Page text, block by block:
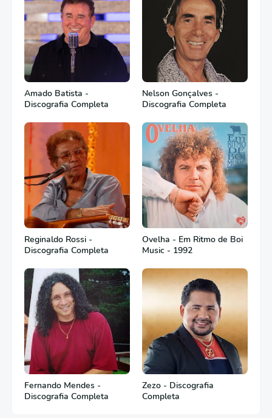
Amado Batista -
Discografia Completa
Nelson Gonçalves -
Discografia Completa
Reginaldo Rossi -
Discografia Completa
Ovelha - Em Ritmo de Boi
Music - 1992
Fernando Mendes -
Discografia Completa
Zezo - Discografia
Completa